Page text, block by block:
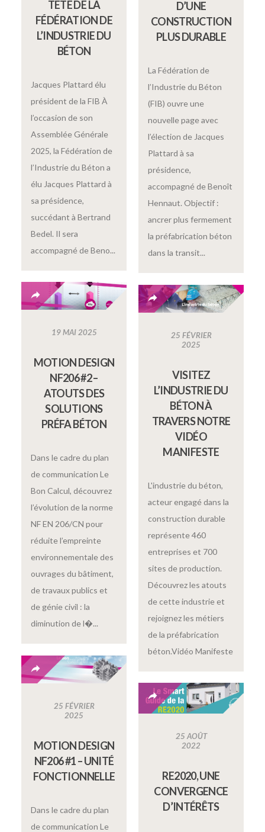
D’UNE
CONSTRUCTION
PLUS DURABLE
La Fédération de
l’Industrie du Béton
(FIB) ouvre une
nouvelle page avec
l’élection de Jacques
Plattard à sa
présidence,
accompagné de Benoît
Hennaut. Objectif :
ancrer plus fermement
la préfabrication béton
dans la transit...
TÊTE DE LA
FÉDÉRATION DE
L’INDUSTRIE DU
BÉTON
Jacques Plattard élu
président de la FIB À
l’occasion de son
Assemblée Générale
2025, la Fédération de
l’Industrie du Béton a
élu Jacques Plattard à
sa présidence,
succédant à Bertrand
Bedel. Il sera
accompagné de Beno...
19 MAI 2025
MOTION DESIGN
NF206 #2 –
ATOUTS DES
SOLUTIONS
PRÉFA BÉTON
Dans le cadre du plan
de communication Le
Bon Calcul, découvrez
l’évolution de la norme
NF EN 206/CN pour
réduite l’empreinte
environnementale des
ouvrages du bâtiment,
de travaux publics et
de génie civil : la
diminution de l�...
25 FÉVRIER
2025
VISITEZ
L’INDUSTRIE DU
BÉTON À
TRAVERS NOTRE
VIDÉO
MANIFESTE
L'industrie du béton,
acteur engagé dans la
construction durable
représente 460
entreprises et 700
sites de production.
Découvrez les atouts
de cette industrie et
rejoignez les métiers
de la préfabrication
béton.Vidéo Manifeste
25 FÉVRIER
2025
MOTION DESIGN
NF206 #1 – UNITÉ
FONCTIONNELLE
Dans le cadre du plan
de communication Le
25 AOÛT
2022
RE2020, UNE
CONVERGENCE
D’INTÉRÊTS